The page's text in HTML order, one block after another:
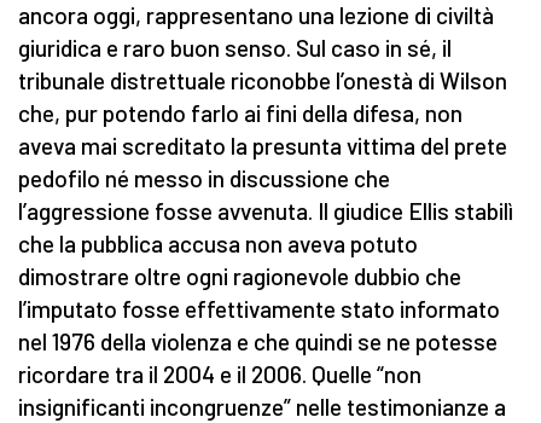
ancora oggi, rappresentano una lezione di civiltà
giuridica e raro buon senso. Sul caso in sé, il
tribunale distrettuale riconobbe l’onestà di Wilson
che, pur potendo farlo ai fini della difesa, non
aveva mai screditato la presunta vittima del prete
pedofilo né messo in discussione che
l’aggressione fosse avvenuta. Il giudice Ellis stabilì
che la pubblica accusa non aveva potuto
dimostrare oltre ogni ragionevole dubbio che
l’imputato fosse effettivamente stato informato
nel 1976 della violenza e che quindi se ne potesse
ricordare tra il 2004 e il 2006. Quelle “non
insignificanti incongruenze” nelle testimonianze a